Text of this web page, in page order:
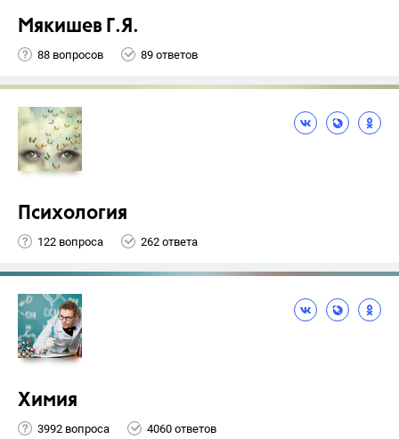
Мякишев Г.Я.
88 вопросов 89 ответов
Психология
122 вопроса 262 ответа
Химия
3992 вопроса 4060 ответов